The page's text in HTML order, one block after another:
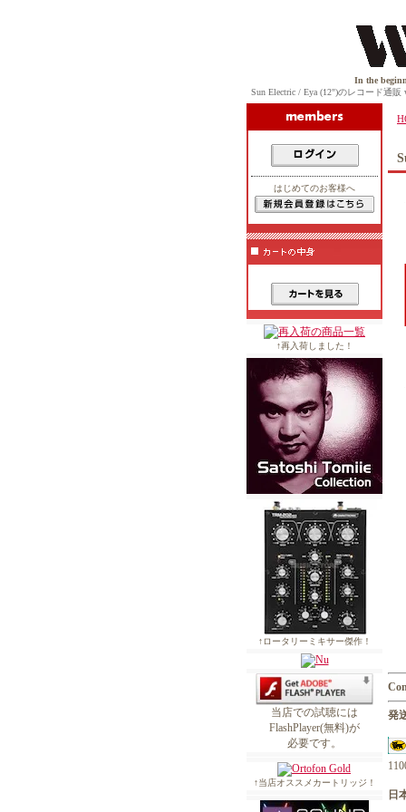
In the beginning,
Sun Electric / Eya (12")のレコード通販
はじめてのお客様へ
↑再入荷しました！
↑ロータリーミキサー傑作！
当店での試聴には
FlashPlayer(無料)が
必要です。
↑当店オススメカートリッジ！
発
日